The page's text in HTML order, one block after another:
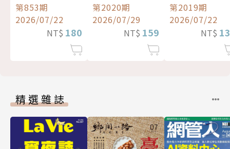
第853期
2026/07/22
NT$ 180
第2020期
2026/07/29
NT$ 159
第2019期
2026/07/22
NT$
精選雜誌